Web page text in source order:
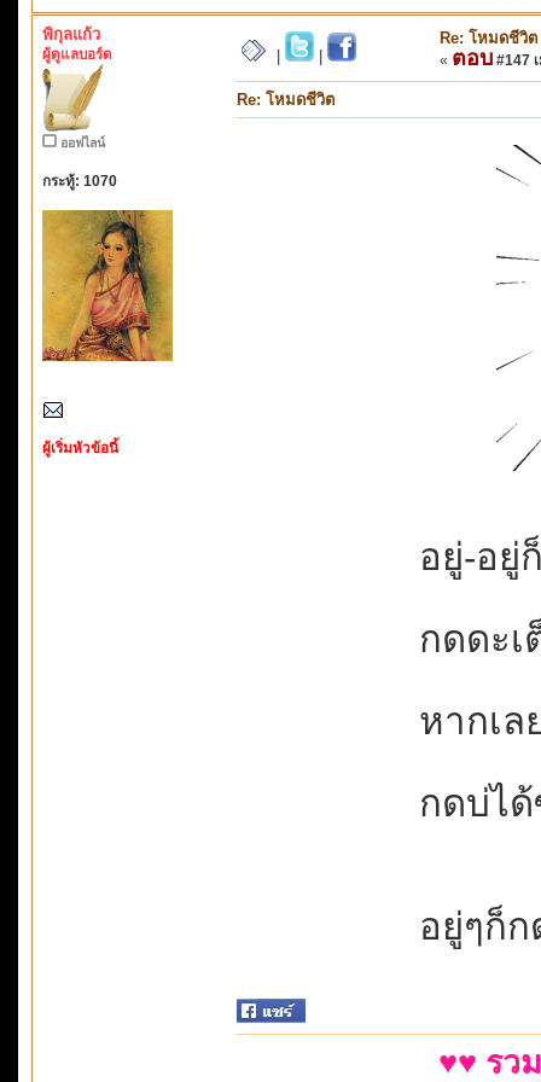
พิกุลแก้ว
ผู้ดูแลบอร์ด
ออฟไลน์
กระทู้: 1070
ผู้เริ่มหัวข้อนี้
Re: โหมดชีวิต
« ตอบ #147
Re: โหมดชีวิต
อยู่-อยู่
กดดะ
หากเ
กดบ่ไ
อยู่ๆก็
♥♥ รว